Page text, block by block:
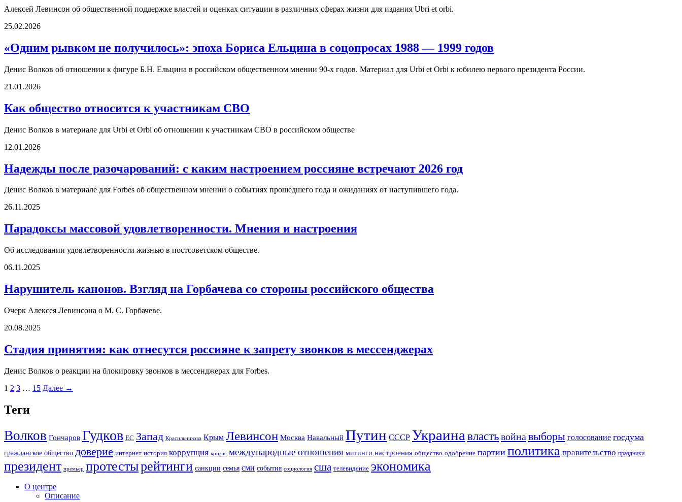
Алексей Левинсон об общественной поддержке властей и оценках ситуации в различных сферах жизни для издания Ubri et orbi.
25.02.2026
«Одним рывком не получилось»: эпоха Бориса Ельцина в соцопросах 1988 — 1999 годов
Денис Волков об отношении к фигуре Б.Н. Ельцина в российском общественном мнении 90-х годов. Материал для Urbi et Orbi к юбилею первого президента России.
21.01.2026
Как общество относится к участникам СВО
Денис Волков в материале для Urbi et Orbi об отношении к участникам СВО в российском обществе
12.01.2026
Надежды после разочарований: с каким настроением россияне встречают 2026 год
Денис Волков в материале для Forbes об общественном мнении о событиях прошедшего года и ожиданиях от наступившего года.
26.11.2025
Парадоксы массовой удовлетворенности. Мнения и настроения
Об исследовании удовлетворенности жизнью в постсоветском обществе.
06.11.2025
Нарушитель канонов. Взгляд на Горбачева со стороны российского общества
Очерк Алексея Левинсона о М. С. Горбачеве.
20.08.2025
Стадия принятия: как отнесутся россияне к запрету звонков в мессенджерах
Денис Волков о реакции на блокировку звонков в мессенджерах для Forbes.
1 2 3 … 15 Далее →
Теги
Волков Гончаров Гудков ЕС Запад Красильникова Крым Левинсон Москва Навальный Путин СССР Украина властьвойна выборы голосование госдума
гражданское общество доверие интернет история коррупция кризис международные отношения митинги настроения общество одобрение партии политика правительство праздники
президент премьер протестырейтинги санкции семья сми события социология сша телевидение экономика
О центре
Описание